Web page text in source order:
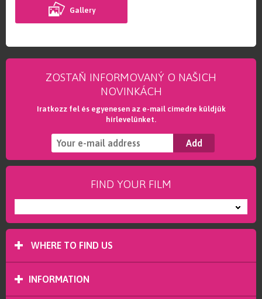
Gallery
ZOSTAŇ INFORMOVANÝ O NAŠICH
NOVINKÁCH
Iratkozz fel és egyenesen az e-mail címedre küldjük
hírlevelünket.
FIND YOUR FILM
WHERE TO FIND US
INFORMATION